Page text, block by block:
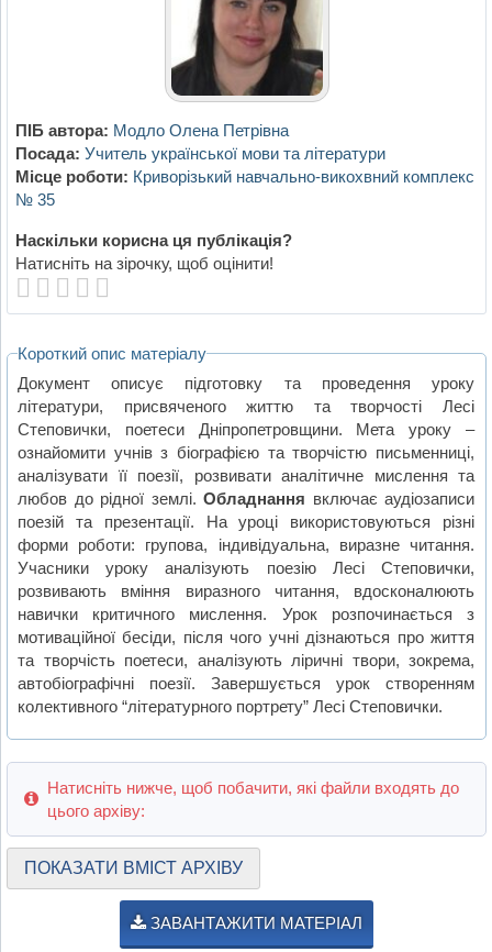
ПІБ автора: Модло Олена Петрівна
Посада: Учитель української мови та літератури
Місце роботи: Криворізький навчально-викохвний комплекс
№ 35
Наскільки корисна ця публікація?
Натисніть на зірочку, щоб оцінити!
Короткий опис матеріалу
Документ описує підготовку та проведення уроку
літератури, присвяченого життю та творчості Лесі
Степовички, поетеси Дніпропетровщини. Мета уроку –
ознайомити учнів з біографією та творчістю письменниці,
аналізувати її поезії, розвивати аналітичне мислення та
любов до рідної землі.Обладнання включає аудіозаписи
поезій та презентації. На уроці використовуються різні
форми роботи: групова, індивідуальна, виразне читання.
Учасники уроку аналізують поезію Лесі Степовички,
розвивають вміння виразного читання, вдосконалюють
навички критичного мислення. Урок розпочинається з
мотиваційної бесіди, після чого учні дізнаються про життя
та творчість поетеси, аналізують ліричні твори, зокрема,
автобіографічні поезії. Завершується урок створенням
колективного “літературного портрету” Лесі Степовички.
Натисніть нижче, щоб побачити, які файли входять до
цього архіву:
ПОКАЗАТИ ВМІСТ АРХІВУ
ЗАВАНТАЖИТИ МАТЕРІАЛ